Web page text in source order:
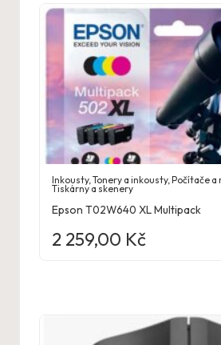
Inkousty,Tonery a inkousty,Počítače a
Tiskárny a skenery
Epson T02W640 XL Multipack
2 259,00 Kč